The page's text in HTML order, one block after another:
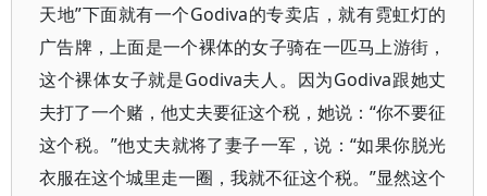
天地”下面就有一个Godiva的专卖店，就有霓虹灯的
广告牌，上面是一个裸体的女子骑在一匹马上游街，
这个裸体女子就是Godiva夫人。因为Godiva跟她丈
夫打了一个赌，他丈夫要征这个税，她说：“你不要征
这个税。”他丈夫就将了妻子一军，说：“如果你脱光
衣服在这个城里走一圈，我就不征这个税。”显然这个